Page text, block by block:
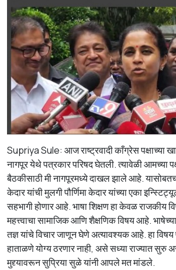
Supriya Sule: आज राष्ट्रवादी काँग्रेस पक्षाच्या
नागपूर येथे पत्रकार परिषद घेतली. त्यावेळी आमच्या
बैठकीसाठी मी नागपूरमध्ये दाखल झाले आहे.
केदार यांची मुलगी पौर्णिमा केदार यांच्या एका
सहभागी होणार आहे. भाषा शिक्षण हा केवळ राजकीय
महत्त्वाचा सामाजिक आणि शैक्षणिक विषय आहे.
तज्ञ यांचे विचार जाणून घेणे अत्यावश्यक आहे. हा
हाताळणे योग्य ठरणार नाही, असे सध्या राज्यात सुरु
मुद्द्यावरून सुप्रिया सुळे यांनी आपले मत मांडले.